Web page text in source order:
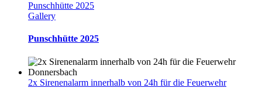
Punschhütte 2025
Gallery
Punschhütte 2025
2x Sirenenalarm innerhalb von 24h für die Feuerwehr